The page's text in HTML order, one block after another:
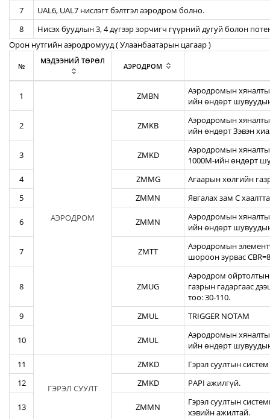
7
UAL6, UAL7 нислэгт бэлтгэл аэродром болно.
8
Нисэх буудлын 3, 4 дүгээр зорчигч гүүрний дугуй болон
Орон нутгийн аэродромууд ( Улаанбаатарын цагаар )
№
МЭДЭЭНИЙ ТӨРӨЛ
АЭРОДРОМ
1
АЭРОДРОМ
ZMBN
Аэродромын
ийн өндөрт
2 ZMKB
Аэродромын
ийн өндөрт Зэвэн
3 ZMKD
Аэродромын
1000М-ийн өндөрт
4
ZMMG
Агаарын хөлгийн
5
ZMMN Явгалах зам С
6 ZMMN
Аэродромын
ийн өндөрт
7 ZMTT
Аэродромын
шороон зурвас
8 ZMUG
Аэродром ойртолтын
газрын гадаргаас
тоо: 30-110.
9
ZMUL TRIGGER NOTAM
10 ZMUL
Аэродромын
ийн өндөрт
11
ГЭРЭЛ СУУЛТ
ZMKD
Гэрэл суултын
12
ZMKD PAPI ажилгүй.
13 ZMMN
Гэрэл суултын
хэвийн ажилтай.